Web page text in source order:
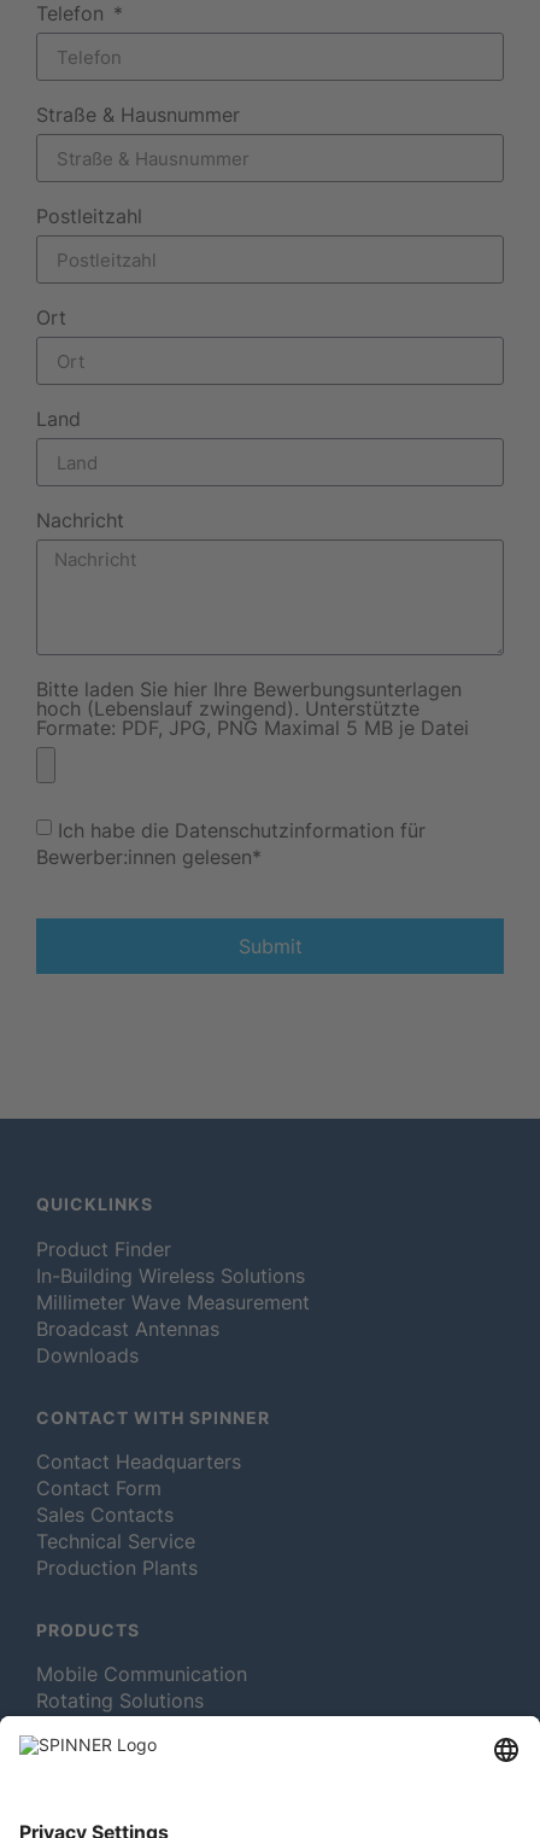
Telefon
Straße & Hausnummer
Postleitzahl
Ort
Land
Nachricht
Bitte laden Sie hier Ihre Bewerbungsunterlagen
hoch (Lebenslauf zwingend). Unterstützte
Formate: PDF, JPG, PNG Maximal 5 MB je Datei
Ich habe die Datenschutzinformation für
Bewerber:innen gelesen*
Submit
QUICKLINKS
Product Finder
In-Building Wireless Solutions
Millimeter Wave Measurement
Broadcast Antennas
Downloads
CONTACT WITH SPINNER
Contact Headquarters
Contact Form
Sales Contacts
Technical Service
Production Plants
PRODUCTS
Mobile Communication
Rotating Solutions
Test and Measurement